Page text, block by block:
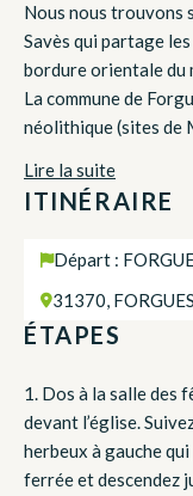
Nous nous trouvons
Savès qui partage
bordure orientale du
La commune de
néolithique (sites de
Lire la suite
ITINÉRAIRE
Départ :
31370, FORGUES
ÉTAPES
1. Dos à la salle des
devant l’église.
herbeux à gauche
ferrée et descendez